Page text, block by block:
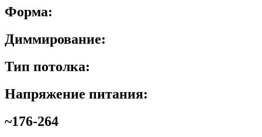
Форма:
Диммирование:
Тип потолка:
Напряжение питания:
~176-264